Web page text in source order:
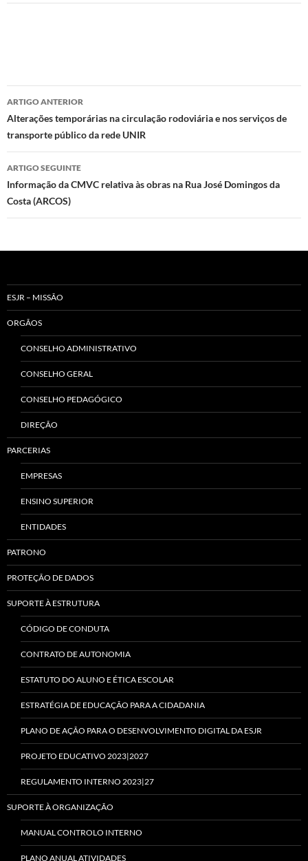
Navegação
de
artigos
ARTIGO ANTERIOR
Alterações temporárias na circulação rodoviária e nos serviços de
transporte público da rede UNIR
ARTIGO SEGUINTE
Informação da CMVC relativa às obras na Rua José Domingos da
Costa (ARCOS)
ESJR – MISSÃO
ORGÃOS
CONSELHO ADMINISTRATIVO
CONSELHO GERAL
CONSELHO PEDAGÓGICO
DIREÇÃO
PARCERIAS
EMPRESAS
ENSINO SUPERIOR
ENTIDADES
PATRONO
PROTEÇÃO DE DADOS
SUPORTE À ESTRUTURA
CÓDIGO DE CONDUTA
CONTRATO DE AUTONOMIA
ESTATUTO DO ALUNO E ÉTICA ESCOLAR
ESTRATÉGIA DE EDUCAÇÃO PARA A CIDADANIA
PLANO DE AÇÃO PARA O DESENVOLVIMENTO DIGITAL DA ESJR
PROJETO EDUCATIVO 2023|2027
REGULAMENTO INTERNO 2023|27
SUPORTE À ORGANIZAÇÃO
MANUAL CONTROLO INTERNO
PLANO ANUAL ATIVIDADES